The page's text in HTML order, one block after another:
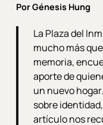
Por Génesis Hung
La Plaza del
mucho más
memoria,
aporte de
un nuevo
sobre
artículo nos